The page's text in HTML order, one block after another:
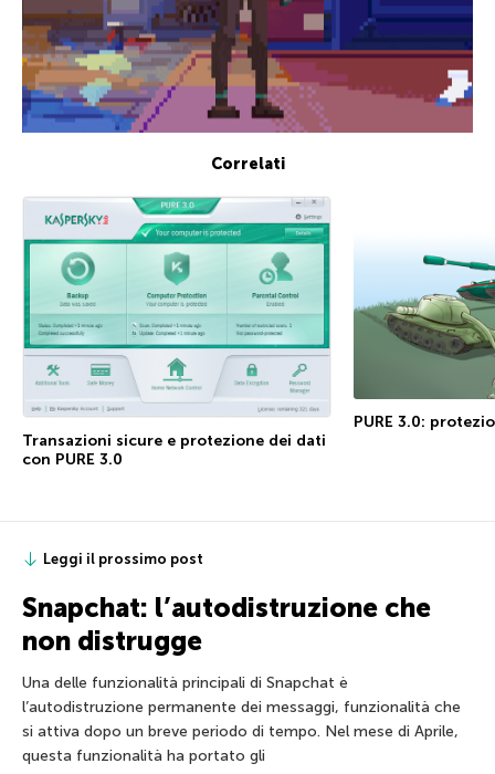
Correlati
Transazioni sicure e protezione dei dati
con PURE 3.0
PURE 3.0:
Leggi il prossimo post
Snapchat: l’autodistruzione che
non distrugge
Una delle funzionalità principali di Snapchat è
l’autodistruzione permanente dei messaggi, funzionalità che
si attiva dopo un breve periodo di tempo. Nel mese di Aprile,
questa funzionalità ha portato gli